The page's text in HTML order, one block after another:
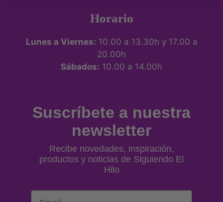
Horario
Lunes a Viernes: 10.00 a 13.30h y 17.00 a
20.00h
Sábados: 10.00 a 14.00h
Suscríbete a nuestra
newsletter
Recibe novedades, inspiración,
productos y noticias de Siguiendo El
Hilo
Email